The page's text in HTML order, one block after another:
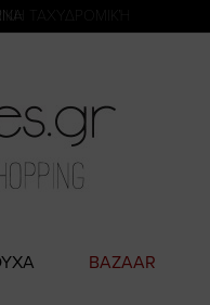
ΤΑΧΥΔΡΟΜΙΚΉ
BAZAAR